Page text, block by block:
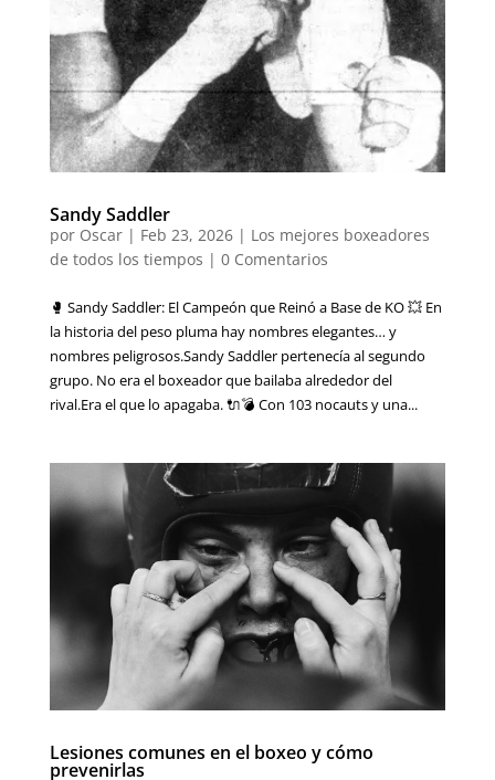
Sandy Saddler
por Oscar| Feb 23, 2026| Los mejores boxeadores
de todos los tiempos | 0 Comentarios
🥊 Sandy Saddler: El Campeón que Reinó a Base de KO 💥 En
la historia del peso pluma hay nombres elegantes… y
nombres peligrosos.Sandy Saddler pertenecía al segundo
grupo. No era el boxeador que bailaba alrededor del
rival.Era el que lo apagaba. 🔌💣 Con 103 nocauts y una...
Lesiones comunes en el boxeo y cómo
prevenirlas